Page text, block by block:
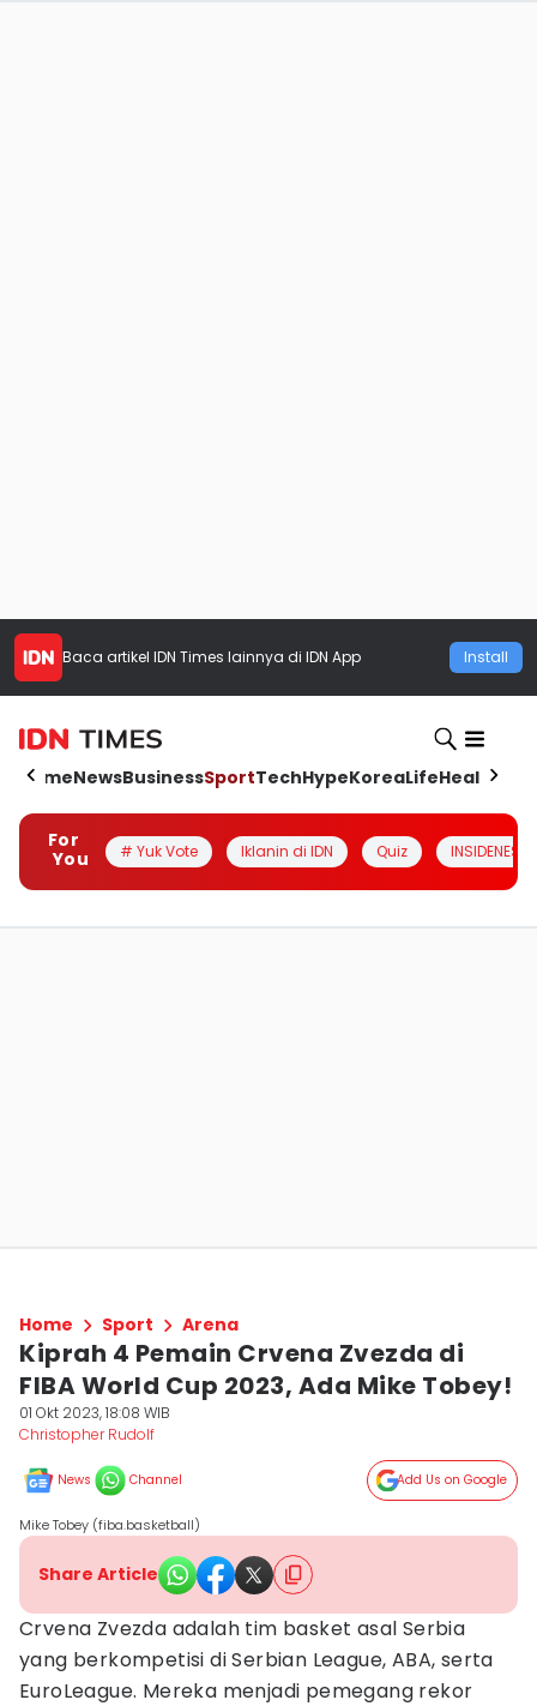
Baca artikel IDN Times lainnya di IDN App Install
HomeNewsBusinessSportTechHypeKoreaLifeHealth
For
You
# Yuk Vote Iklanin di IDN Quiz INSIDENESIA
Home Sport Arena
Kiprah 4 Pemain Crvena Zvezda di
FIBA World Cup 2023, Ada Mike Tobey!
01 Okt 2023, 18:08 WIB
Christopher Rudolf
News Channel Add Us on Google
Mike Tobey (fiba.basketball)
Share Article
Crvena Zvezda adalah tim basket asal Serbia
yang berkompetisi di Serbian League, ABA, serta
EuroLeague. Mereka menjadi pemegang rekor